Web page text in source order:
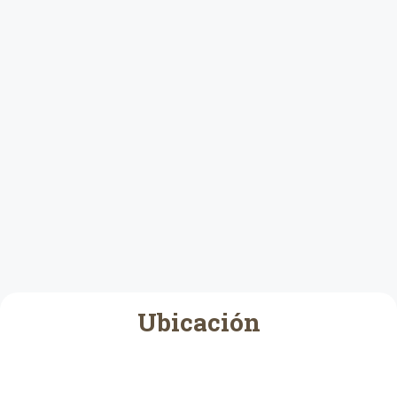
Ubicación